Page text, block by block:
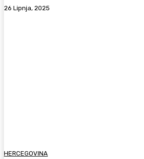
26 Lipnja, 2025
HERCEGOVINA